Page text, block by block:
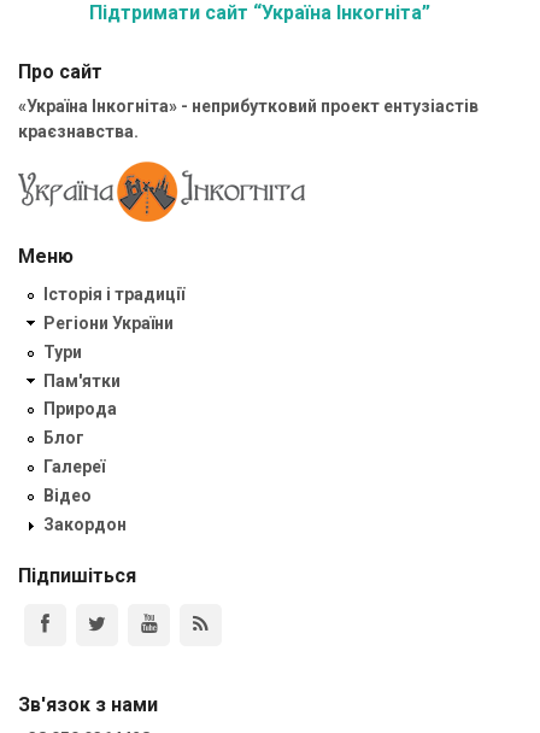
Підтримати сайт “Україна Інкогніта”
Про сайт
«Україна Інкогніта» - неприбутковий проект ентузіастів
краєзнавства.
Меню
Історія і традиції
Регіони України
Тури
Пам'ятки
Природа
Блог
Галереї
Відео
Закордон
Підпишіться
Зв'язок з нами